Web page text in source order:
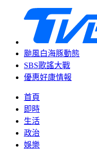
颱風白海豚動態
SBS歌謠大戰
優惠好康情報
首頁
即時
生活
政治
娛樂